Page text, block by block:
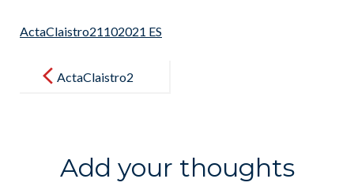
ActaClaistro21102021 ES
navigationActaClaistro2
Add your thoughts